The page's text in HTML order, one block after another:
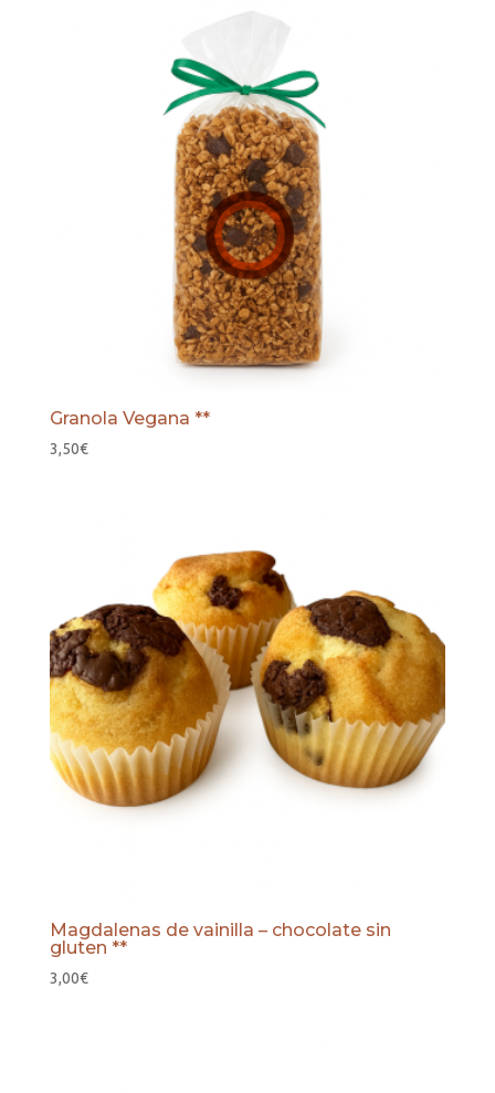
Granola Vegana **
3,50€
Magdalenas de vainilla – chocolate sin
gluten **
3,00€